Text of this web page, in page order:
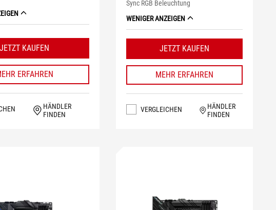
JETZT KAUFEN
ERFAHREN
HÄNDLER
FINDEN
Sync RGB Beleuchtung
WENIGER ANZEIGEN
JETZT KAUFEN
MEHR ERFAHREN
VERGLEICHEN
HÄNDLER
FINDEN